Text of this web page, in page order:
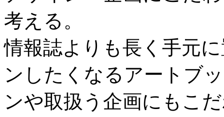
考える。
情報誌よりも長く手元
ンしたくなるアートブ
ンや取扱う企画にもこ